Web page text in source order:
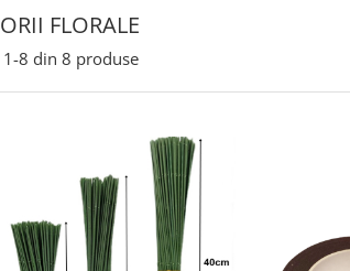
FLORALE
1-8 din 8 produse